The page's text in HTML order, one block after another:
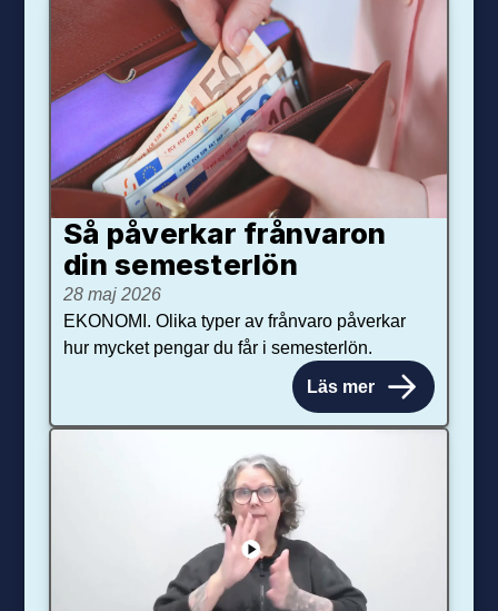
Så påverkar från­varon
din semester­lön
28 maj 2026
EKONOMI. Olika typer av frånvaro påverkar
hur mycket pengar du får i semesterlön.
Läs mer